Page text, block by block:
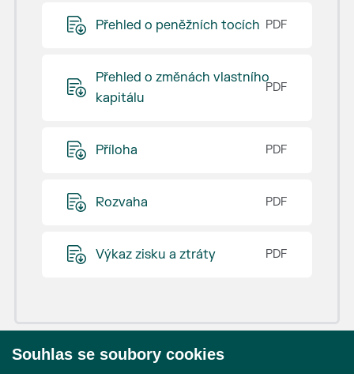
Přehled o peněžních tocích
Přehled o změnách vlastního
kapitálu
Příloha
Rozvaha
Výkaz zisku a ztráty
Souhlas se soubory cookies